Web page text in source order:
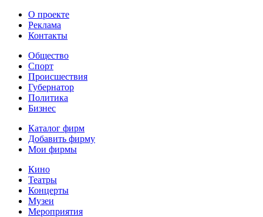
О проекте
Реклама
Контакты
Общество
Спорт
Происшествия
Губернатор
Политика
Бизнес
Каталог фирм
Добавить фирму
Мои фирмы
Кино
Театры
Концерты
Музеи
Мероприятия